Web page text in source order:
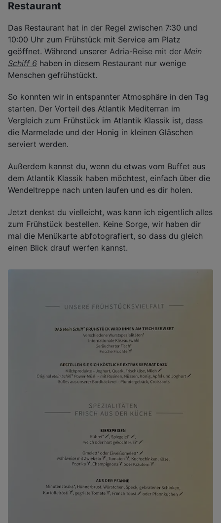
Restaurant
Das Restaurant hat in der Regel zwischen 7:30 und
10:00 Uhr zum Frühstück mit Service am Platz
geöffnet. Während unserer Adria-Reise mit der Mein
Schiff 6 haben in diesem Restaurant nur wenige
Menschen gefrühstückt.
So konnten wir in entspannter Atmosphäre in den Tag
starten. Der Vorteil des Atlantik Mediterran im
Vergleich zum Frühstück im Atlantik Klassik ist, dass
die Marmelade und der Honig in kleinen Gläschen
serviert werden.
Außerdem kannst du, wenn du etwas vom Buffet aus
dem Atlantik Klassik haben möchtest, einfach über die
Wendeltreppe nach unten laufen und es dir holen.
Jetzt denkst du vielleicht, was kann ich eigentlich alles
zum Frühstück bestellen. Keine Sorge, wir haben dir
mal die Menükarte abfotografiert, so dass du gleich
einen Blick drauf werfen kannst.